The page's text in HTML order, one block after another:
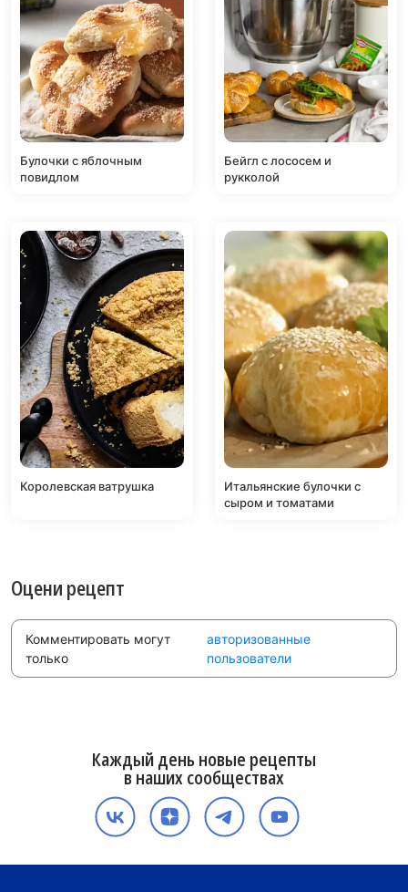
Булочки с яблочным
повидлом
Бейгл с лососем и
рукколой
Королевская ватрушка
Итальянские булочки с
сыром и томатами
Оцени рецепт
Комментировать могут
только
авторизованные
пользователи
Каждый день новые рецепты
в наших сообществах